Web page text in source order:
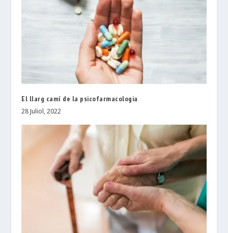
El llarg camí de la psicofarmacologia
28 Juliol, 2022